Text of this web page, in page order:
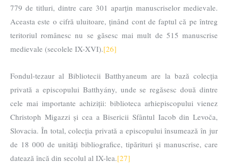
779 de titluri, dintre care 301 aparțin manuscriselor medievale.
Aceasta este o cifră uluitoare, ținând cont de faptul că pe întreg
teritoriul românesc nu se găsesc mai mult de 515 manuscrise
medievale (secolele IX-XVI).[26]
Fondul-tezaur al Bibliotecii Batthyaneum are la bază colecția
privată a episcopului Batthyány, unde se regăsesc două dintre
cele mai importante achiziții: biblioteca arhiepiscopului vienez
Christoph Migazzi și cea a Bisericii Sfântul Iacob din Levoča,
Slovacia. În total, colecția privată a episcopului însumează în jur
de 18 000 de unități bibliografice, tipărituri și manuscrise, care
datează încă din secolul al IX-lea.[27]